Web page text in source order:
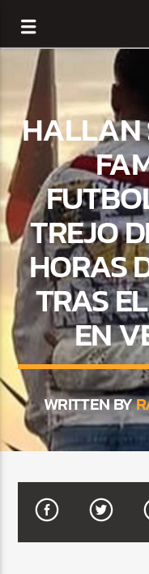
CURRENT TRACK
TITLE
ARTIST
CURRENT SHOW
BEATS
HALLAN
TREJO
HORAS
TRAS
EN
WRITTEN BY